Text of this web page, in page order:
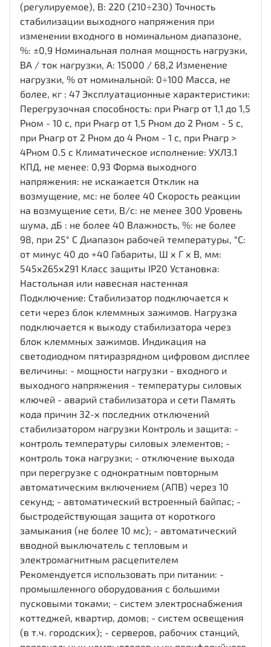
(регулируемое), В: 220 (210÷230) Точность
стабилизации выходного напряжения при
изменении входного в номинальном диапазоне,
%: ±0,9 Номинальная полная мощность нагрузки,
ВА / ток нагрузки, А: 15000 / 68,2 Изменение
нагрузки, % от номинальной: 0÷100 Масса, не
более, кг : 47 Эксплуатационные характеристики:
Перегрузочная способность: при Рнагр от 1,1 до 1,5
Рном - 10 с, при Рнагр от 1,5 Рном до 2 Рном - 5 с,
при Рнагр от 2 Рном до 4 Рном - 1 с, при Рнагр >
4Рном 0.5 с Климатическое исполнение: УХЛ3.1
КПД, не менее: 0,93 Форма выходного
напряжения: не искажается Отклик на
возмущение, мс: не более 40 Скорость реакции
на возмущение сети, В/с: не менее 300 Уровень
шума, дБ : не более 40 Влажность, %: не более
98, при 25° С Диапазон рабочей температуры, °С:
от минус 40 до +40 Габариты, Ш х Г х В, мм:
545х265х291 Класс защиты IP20 Установка:
Настольная или навесная настенная
Подключение: Стабилизатор подключается к
сети через блок клеммных зажимов. Нагрузка
подключается к выходу стабилизатора через
блок клеммных зажимов. Индикация на
светодиодном пятиразрядном цифровом дисплее
величины: - мощности нагрузки - входного и
выходного напряжения - температуры силовых
ключей - аварий стабилизатора и сети Память
кода причин 32-х последних отключений
стабилизатором нагрузки Контроль и защита: -
контроль температуры силовых элементов; -
контроль тока нагрузки; - отключение выхода
при перегрузке с однократным повторным
автоматическим включением (АПВ) через 10
секунд; - автоматический встроенный байпас; -
быстродействующая защита от короткого
замыкания (не более 10 мс); - автоматический
вводной выключатель с тепловым и
электромагнитным расцепителем
Рекомендуется использовать при питании: -
промышленного оборудования с большими
пусковыми токами; - систем электроснабжения
коттеджей, квартир, домов; - систем освещения
(в т.ч. городских); - серверов, рабочих станций,